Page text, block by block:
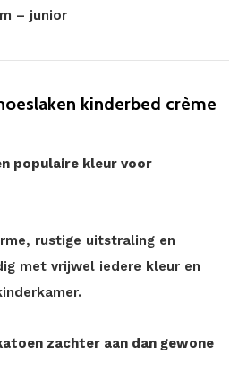
– junior
kinderbed crème
populaire kleur voor
rustige uitstraling en
met vrijwel iedere kleur en
zachter aan dan gewone